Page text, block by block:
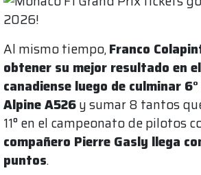
Al mismo tiempo,Franco
obtener su mejor resultado en
canadiense luego de culminar
Alpine A526y sumar 8 tantos
11° en el campeonato de pilotos
compañero Pierre Gasly llega
puntos.